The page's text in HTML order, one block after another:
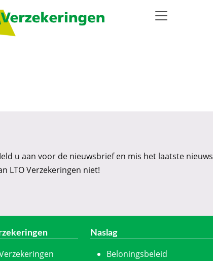
u aan voor de nieuwsbrief en mis het laatste nieuws
LTO Verzekeringen niet!
Naslag
Beloningsbeleid